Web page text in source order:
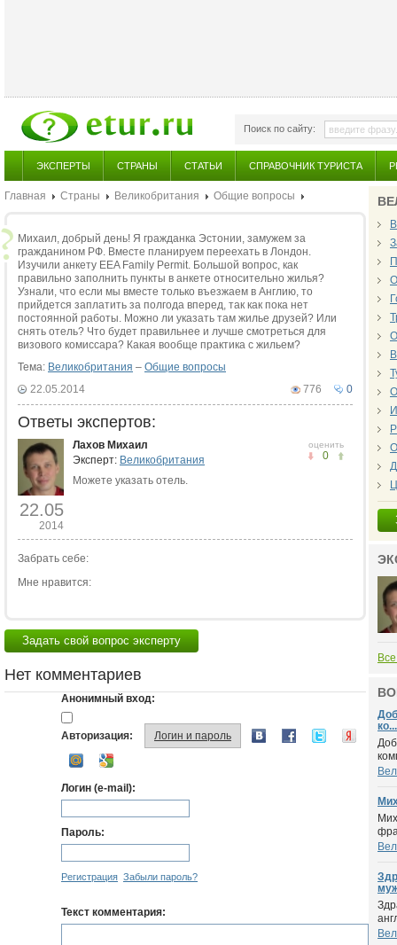
Поиск по сайту:
ЭКСПЕРТЫ СТРАНЫ СТАТЬИ СПРАВОЧНИК ТУРИСТА
Главная Страны Великобритания Общие вопросы
Михаил, добрый день! Я гражданка Эстонии, замужем за
гражданином РФ. Вместе планируем переехать в Лондон.
Изучили анкету EEA Family Permit. Большой вопрос, как
правильно заполнить пункты в анкете относительно жилья?
Узнали, что если мы вместе только въезжаем в Англию, то
прийдется заплатить за полгода вперед, так как пока нет
постоянной работы. Можно ли указать там жилье друзей? Или
снять отель? Что будет правильнее и лучше смотреться для
визового комиссара? Какая вообще практика с жильем?
Тема: Великобритания – Общие вопросы
0
776
22.05.2014
Ответы экспертов:
22.05
2014
оценить
0
Лахов Михаил
Эксперт: Великобритания
Можете указать отель.
Забрать себе:
Мне нравится:
Задать свой вопрос эксперту
Нет комментариев
Анонимный вход:
Авторизация: Логин и пароль
Логин (e-mail):
Пароль:
Регистрация Забыли пароль?
Текст комментария:
ко...